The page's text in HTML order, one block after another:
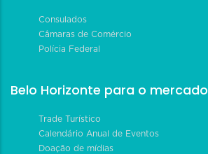
Consulados
Câmaras de Comércio
Polícia Federal
Belo Horizonte para o mercado
Trade Turístico
Calendário Anual de Eventos
Doação de mídias